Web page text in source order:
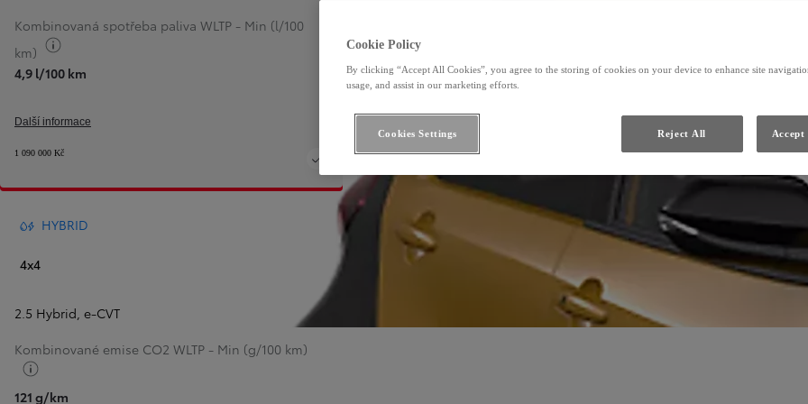
Kombinovaná spotřeba paliva WLTP - Min (l/100
km)
4,9 l/100 km
Další informace
1 090 000 Kč
HYBRID
4x4
2.5 Hybrid, e-CVT
Kombinované emise CO2 WLTP - Min (g/100 km)
121 g/km
Cookie Policy
By clicking “Accept All Cookies”, you agree to the storing of cookies on your device to enhance site
usage, and assist in our marketing efforts.
Reject All Accept
Cookies Settings